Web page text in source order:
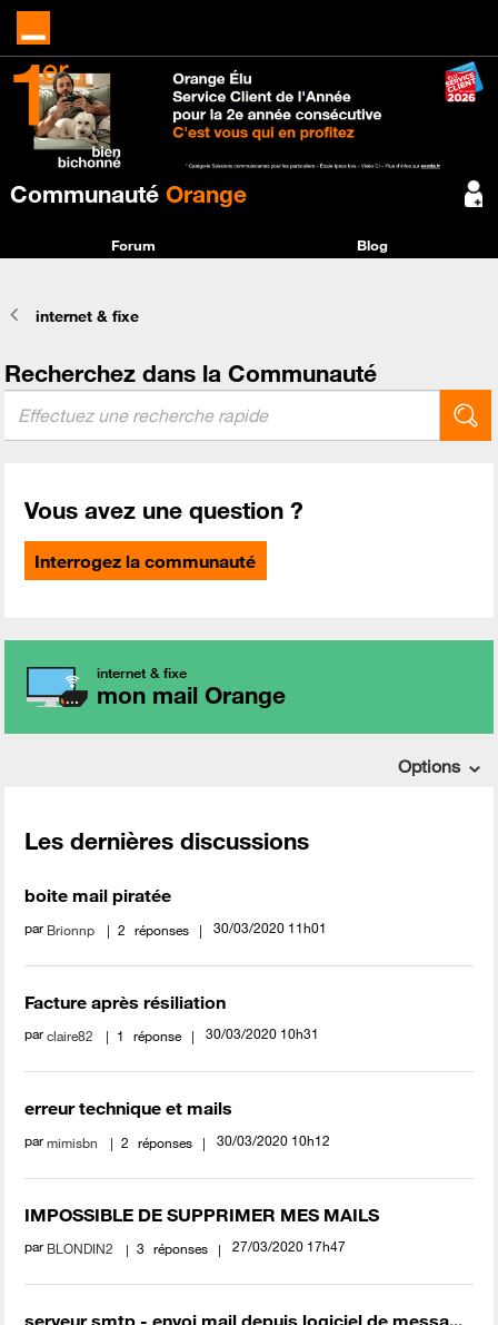
Communauté Orange
Forum Blog
internet & fixe
Recherchez dans la Communauté
Vous avez une question ?
Interrogez la communauté
internet & fixe
mon mail Orange
Options
Les dernières discussions
boite mail piratée
par Brionnp 2 réponses ‎30/03/2020 11h01
Facture après résiliation
parclaire82 1 réponse ‎30/03/2020 10h31
erreur technique et mails
parmimisbn 2 réponses ‎30/03/2020 10h12
IMPOSSIBLE DE SUPPRIMER MES MAILS
par BLONDIN2 3 réponses ‎27/03/2020 17h47